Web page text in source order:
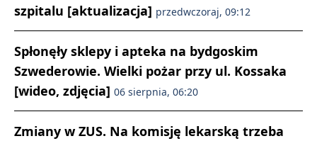
szpitalu [aktualizacja] przedwczoraj, 09:12
Spłonęły sklepy i apteka na bydgoskim
Szwederowie. Wielki pożar przy ul. Kossaka
[wideo, zdjęcia] 06 sierpnia, 06:20
Zmiany w ZUS. Na komisję lekarską trzeba